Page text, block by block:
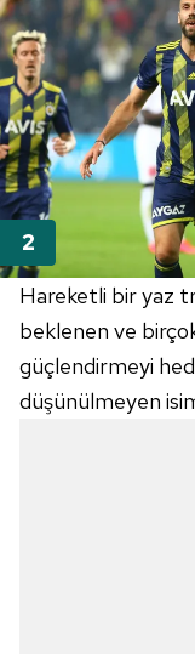
Hareketli bir yaz
beklenen ve
güçlendirmeyi
düşünülmeyen